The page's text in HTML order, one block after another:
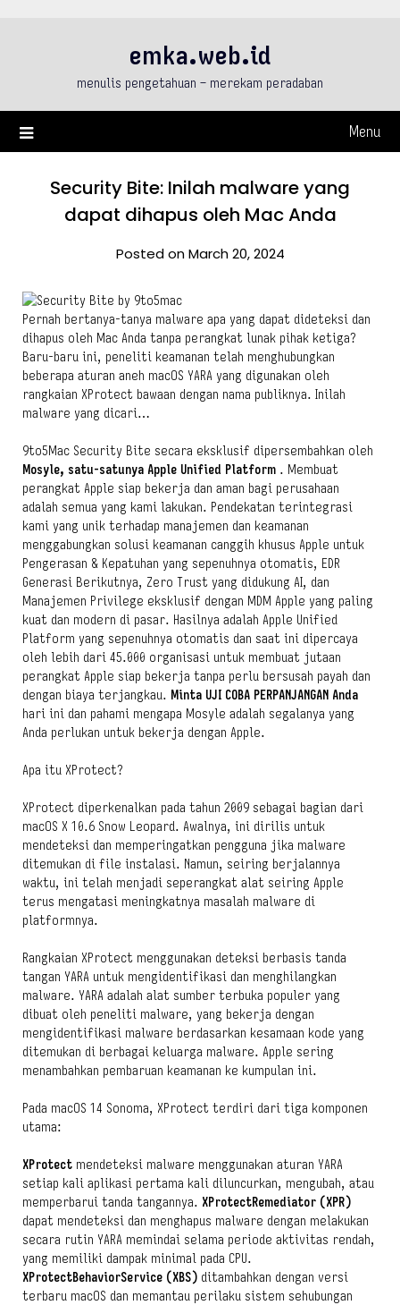
emka.web.id
menulis pengetahuan – merekam peradaban
Menu
Security Bite: Inilah malware yang
dapat dihapus oleh Mac Anda
Posted on March 20, 2024
Pernah bertanya-tanya malware apa yang dapat dideteksi dan
dihapus oleh Mac Anda tanpa perangkat lunak pihak ketiga?
Baru-baru ini, peneliti keamanan telah menghubungkan
beberapa aturan aneh macOS YARA yang digunakan oleh
rangkaian XProtect bawaan dengan nama publiknya. Inilah
malware yang dicari…
9to5Mac Security Bite secara eksklusif dipersembahkan oleh
Mosyle, satu-satunya Apple Unified Platform . Membuat
perangkat Apple siap bekerja dan aman bagi perusahaan
adalah semua yang kami lakukan. Pendekatan terintegrasi
kami yang unik terhadap manajemen dan keamanan
menggabungkan solusi keamanan canggih khusus Apple untuk
Pengerasan & Kepatuhan yang sepenuhnya otomatis, EDR
Generasi Berikutnya, Zero Trust yang didukung AI, dan
Manajemen Privilege eksklusif dengan MDM Apple yang paling
kuat dan modern di pasar. Hasilnya adalah Apple Unified
Platform yang sepenuhnya otomatis dan saat ini dipercaya
oleh lebih dari 45.000 organisasi untuk membuat jutaan
perangkat Apple siap bekerja tanpa perlu bersusah payah dan
dengan biaya terjangkau. Minta UJI COBA PERPANJANGAN Anda
hari ini dan pahami mengapa Mosyle adalah segalanya yang
Anda perlukan untuk bekerja dengan Apple.
Apa itu XProtect?
XProtect diperkenalkan pada tahun 2009 sebagai bagian dari
macOS X 10.6 Snow Leopard. Awalnya, ini dirilis untuk
mendeteksi dan memperingatkan pengguna jika malware
ditemukan di file instalasi. Namun, seiring berjalannya
waktu, ini telah menjadi seperangkat alat seiring Apple
terus mengatasi meningkatnya masalah malware di
platformnya.
Rangkaian XProtect menggunakan deteksi berbasis tanda
tangan YARA untuk mengidentifikasi dan menghilangkan
malware. YARA adalah alat sumber terbuka populer yang
dibuat oleh peneliti malware, yang bekerja dengan
mengidentifikasi malware berdasarkan kesamaan kode yang
ditemukan di berbagai keluarga malware. Apple sering
menambahkan pembaruan keamanan ke kumpulan ini.
Pada macOS 14 Sonoma, XProtect terdiri dari tiga komponen
utama:
XProtect mendeteksi malware menggunakan aturan YARA
setiap kali aplikasi pertama kali diluncurkan, mengubah, atau
memperbarui tanda tangannya. XProtectRemediator (XPR)
dapat mendeteksi dan menghapus malware dengan melakukan
secara rutin YARA memindai selama periode aktivitas rendah,
yang memiliki dampak minimal pada CPU.
XProtectBehaviorService (XBS) ditambahkan dengan versi
terbaru macOS dan memantau perilaku sistem sehubungan